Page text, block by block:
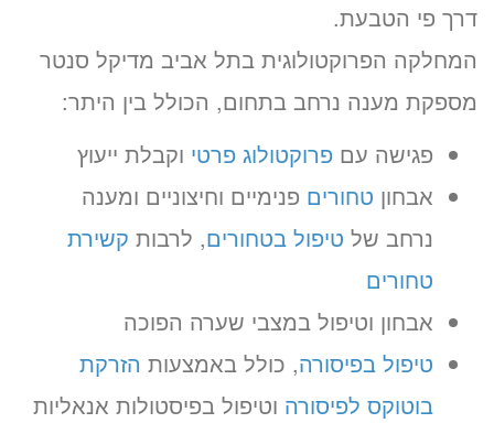
דרך פי הטבעת.
המחלקה הפרוקטולוגית בתל אביב מדיקל סנטר
מספקת מענה נרחב בתחום, הכולל בין היתר:
פגישה עם פרוקטולוג פרטי וקבלת ייעוץ
אבחון טחורים פנימיים וחיצוניים ומענה
נרחב של טיפול בטחורים, לרבות קשירת
טחורים
אבחון וטיפול במצבי שערה הפוכה
טיפול בפיסורה, כולל באמצעות הזרקת
בוטוקס לפיסורה וטיפול בפיסטולות אנאליות